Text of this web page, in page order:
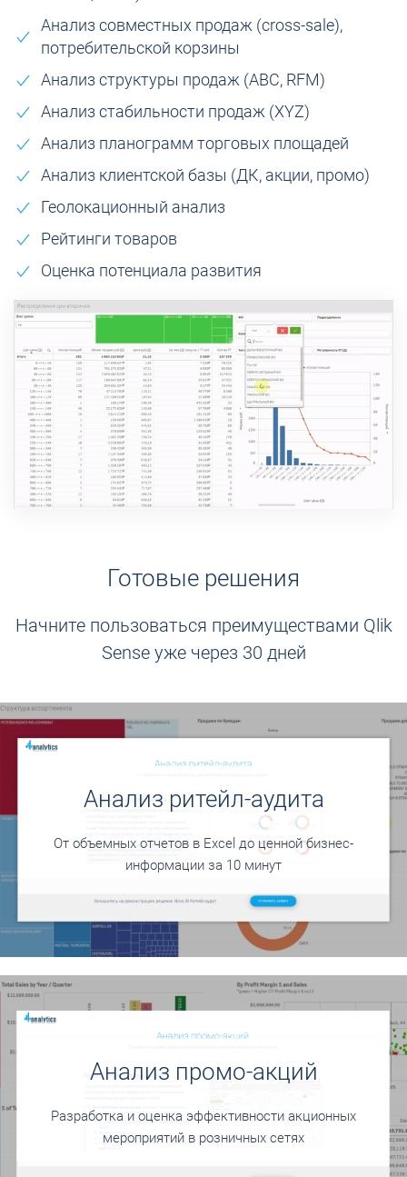
Анализ совместных продаж (cross-sale),
потребительской корзины
Анализ структуры продаж (ABC, RFM)
Анализ стабильности продаж (XYZ)
Анализ планограмм торговых площадей
Анализ клиентской базы (ДК, акции, промо)
Геолокационный анализ
Рейтинги товаров
Оценка потенциала развития
Посмотреть демо-версию
Готовые решения
Начните пользоваться преимуществами Qlik
Sense уже через 30 дней
Анализ ритейл-аудита
От объемных отчетов в Excel до ценной бизнес-
информации за 10 минут
Анализ промо-акций
Разработка и оценка эффективности акционных
мероприятий в розничных сетях